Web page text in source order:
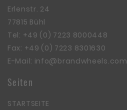
Erlenstr. 24
77815 Bühl
Tel: +49 (0) 7223 8000448
Fax: +49 (0) 7223 8301630
E-Mail: info@brandwheels.com
Seiten
STARTSEITE